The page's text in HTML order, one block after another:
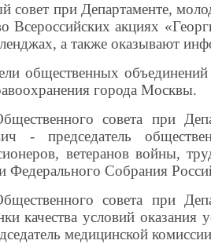
совет при Департаменте,
Всероссийских акциях
а также оказывают
общественных
города Москвы.
совета при
- председатель
ветеранов войны,
Федерального Собрания
совета при
качества условий
медицинской